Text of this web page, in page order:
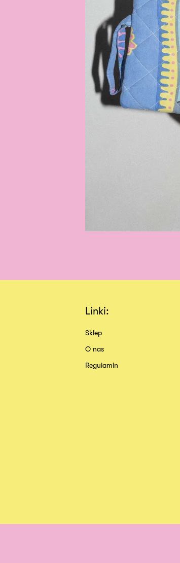
Linki:
Sklep
O nas
Regulamin